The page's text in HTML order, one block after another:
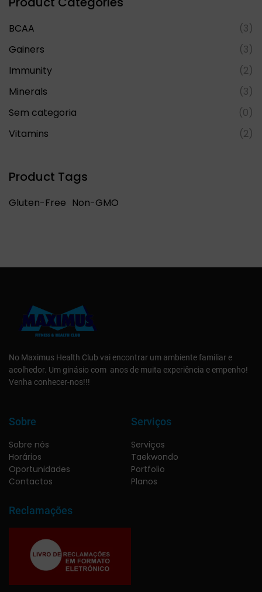
BCAA
(3)
Gainers
(3)
Immunity
(2)
Minerals
(3)
Sem categoria
(0)
Vitamins
(2)
Product Tags
Gluten-Free Non-GMO
No Maximus Health Club vai encontrar um ambiente familiar e
acolhedor. Um ginásio com anos de muita experiência e empenho!
Venha conhecer-nos!!!
Sobre
Sobre nós
Horários
Oportunidades
Contactos
Serviços
Serviços
Taekwondo
Portfolio
Planos
Reclamações